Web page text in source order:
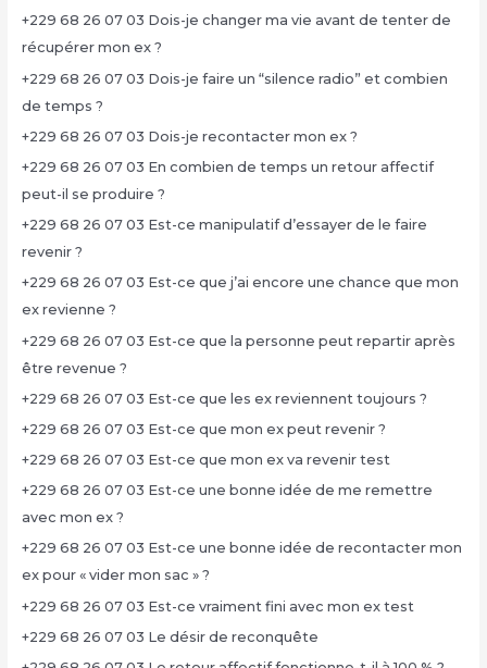
+229 68 26 07 03 Dois-je changer ma vie avant de tenter de
récupérer mon ex ?
+229 68 26 07 03 Dois-je faire un “silence radio” et combien
de temps ?
+229 68 26 07 03 Dois-je recontacter mon ex ?
+229 68 26 07 03 En combien de temps un retour affectif
peut-il se produire ?
+229 68 26 07 03 Est-ce manipulatif d’essayer de le faire
revenir ?
+229 68 26 07 03 Est-ce que j’ai encore une chance que mon
ex revienne ?
+229 68 26 07 03 Est-ce que la personne peut repartir après
être revenue ?
+229 68 26 07 03 Est-ce que les ex reviennent toujours ?
+229 68 26 07 03 Est-ce que mon ex peut revenir ?
+229 68 26 07 03 Est-ce que mon ex va revenir test
+229 68 26 07 03 Est-ce une bonne idée de me remettre
avec mon ex ?
+229 68 26 07 03 Est-ce une bonne idée de recontacter mon
ex pour « vider mon sac » ?
+229 68 26 07 03 Est-ce vraiment fini avec mon ex test
+229 68 26 07 03 Le désir de reconquête